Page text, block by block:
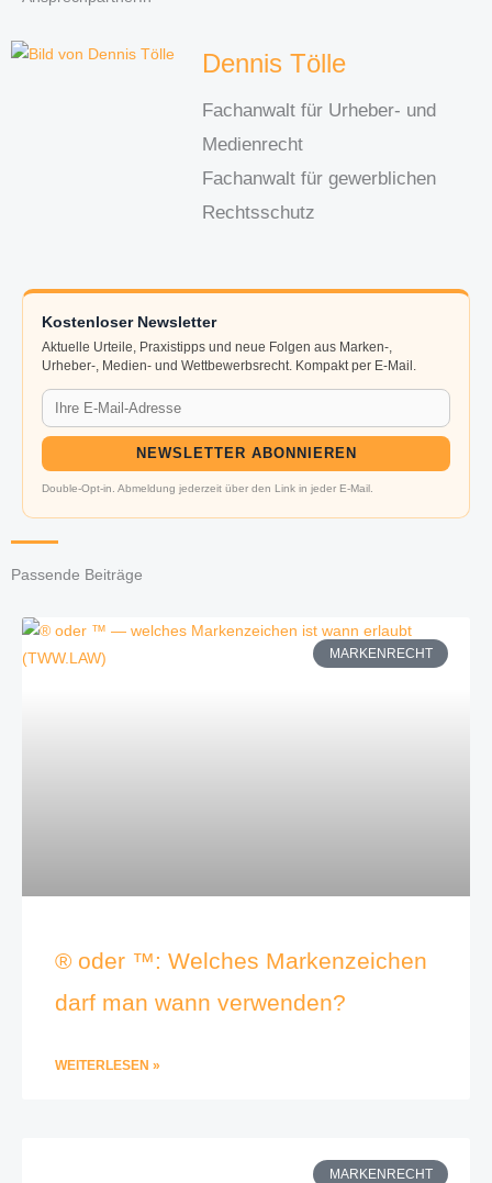
Dennis Tölle
Fachanwalt für Urheber- und
Medienrecht
Fachanwalt für gewerblichen
Rechtsschutz
Kostenloser Newsletter
Aktuelle Urteile, Praxistipps und neue Folgen aus Marken-,
Urheber-, Medien- und Wettbewerbsrecht. Kompakt per E-Mail.
NEWSLETTER ABONNIEREN
Double-Opt-in. Abmeldung jederzeit über den Link in jeder E-Mail.
Passende Beiträge
MARKENRECHT
® oder ™: Welches Markenzeichen
darf man wann verwenden?
WEITERLESEN »
MARKENRECHT